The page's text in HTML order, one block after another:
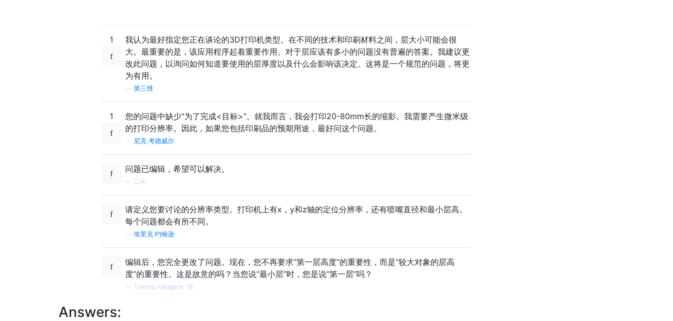
1
我认为最好指定您正在谈论的3D打印机类型。在不同的技术和印刷材料之间，层大小可能会很
大。最重要的是，该应用程序起着重要作用。对于层应该有多小的问题没有普遍的答案。我建议更
改此问题，以询问如何知道要使用的层厚度以及什么会影响该决定。这将是一个规范的问题，将更
为有用。
第三维
1
您的问题中缺少“为了完成<目标>”。就我而言，我会打印20-80mm长的缩影。我需要产生微米级
的打印分辨率。因此，如果您包括印刷品的预期用途，最好问这个问题。
尼克·考德威尔
问题已编辑，希望可以解决。
— CJK
请定义您要讨论的分辨率类型。打印机上有x，y和z轴的定位分辨率，还有喷嘴直径和最小层高。
每个问题都会有所不同。
埃里克·约翰逊
编辑后，您完全更改了问题。现在，您不再要求“第一层高度”的重要性，而是“较大对象的层高
度”的重要性。这是故意的吗？当您说“最小层”时，您是说“第一层”吗？
— Tormod Haugene '16
Answers: